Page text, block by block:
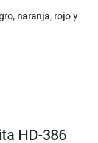
naranja, rojo y
HD-386